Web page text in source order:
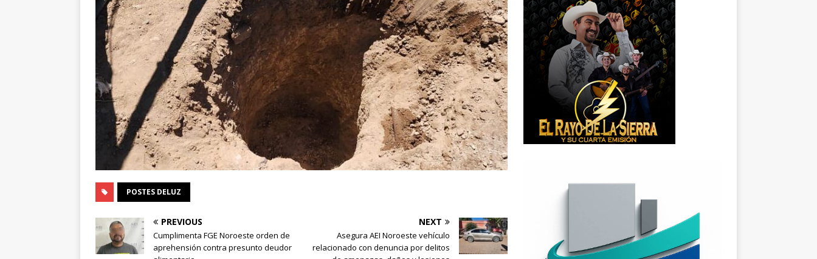
POSTES DELUZ
PREVIOUS
Cumplimenta FGE Noroeste orden de
aprehensión contra presunto deudor
NEXT
Asegura AEI Noroeste vehículo
relacionado con denuncia por delitos